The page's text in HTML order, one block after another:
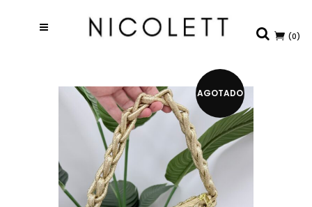
(0)
AGOTADO